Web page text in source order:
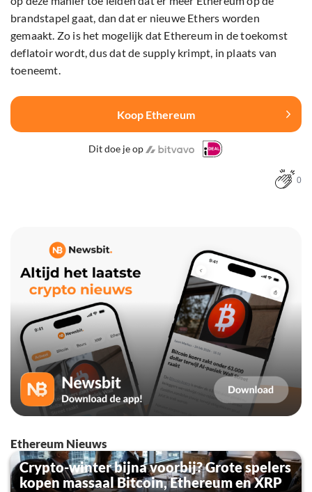
brandstapel gaat, dan dat er nieuwe Ethers worden
gemaakt. Zo is het mogelijk dat Ethereum in de toekomst
deflatoir wordt, dus dat de supply krimpt, in plaats van
toeneemt.
Koop Ethereum
Dit doe je op
0
Ethereum Nieuws
Crypto-winter bijna voorbij? Grote spelers
kopen massaal Bitcoin, Ethereum en XRP